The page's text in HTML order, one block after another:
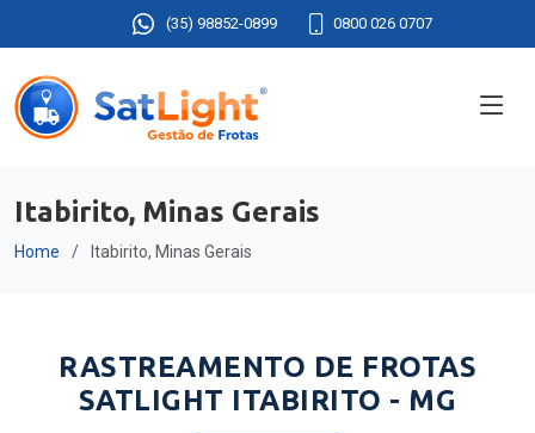
(35) 98852-0899 0800 026 0707
Itabirito, Minas Gerais
Home Itabirito, Minas Gerais
RASTREAMENTO DE FROTAS
SATLIGHT ITABIRITO - MG